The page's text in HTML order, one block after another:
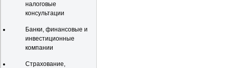
налоговые
консультации
Банки, финансовые и
инвестиционные
компании
Страхование,